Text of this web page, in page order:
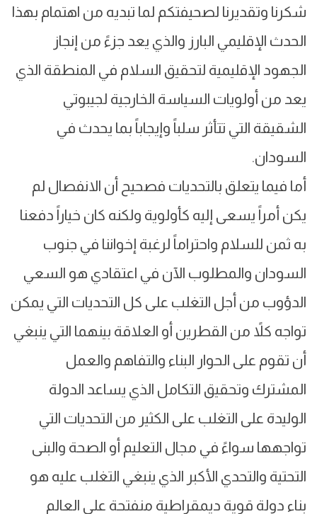
شكرنا وتقديرنا لصحيفتكم لما تبديه من اهتمام بهذا
الحدث الإقليمي البارز والذي يعد جزءً من إنجاز
الجهود الإقليمية لتحقيق السلام في المنطقة الذي
يعد من أولويات السياسة الخارجية لجيبوتي
الشقيقة التي تتأثر سلباً وإيجاباً بما يحدث في
السودان.
أما فيما يتعلق بالتحديات فصحيح أن الانفصال لم
يكن أمراً يسعى إليه كأولوية ولكنه كان خياراً دفعنا
به ثمن للسلام واحتراماً لرغبة إخواننا في جنوب
السودان والمطلوب الآن في اعتقادي هو السعي
الدؤوب من أجل التغلب على كل التحديات التي يمكن
تواجه كلاً من القطرين أو العلاقة بينهما التي ينبغي
أن تقوم على الحوار البناء والتفاهم والعمل
المشترك وتحقيق التكامل الذي يساعد الدولة
الوليدة على التغلب على الكثير من التحديات التي
تواجهها سواءً في مجال التعليم أو الصحة والبنى
التحتية والتحدي الأكبر الذي ينبغي التغلب عليه هو
بناء دولة قوية ديمقراطية منفتحة على العالم